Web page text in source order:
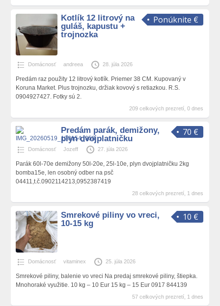
Ponúknite €
Kotlík 12 litrový na
guláš, kapustu +
trojnozka
Domácnosť andreea 28. júla 2026
Predám raz použity 12 litrový kotlík. Priemer 38 CM. Kupovaný v
Koruna Market. Plus trojnozku, držiak kovový s retiazkou. R.S.
0904927427. Fotky sú 2.
209 celkových prezretí, 0 dnes
70 €
Predám parák, demižony,
plyn dvojplatničku
Domácnosť Jozeff 27. júla 2026
Parák 60l-70e demižony 50l-20e, 25l-10e, plyn dvojplatničku 2kg
bomba15e, len osobný odber na psč
04411,t.č.0902114213,0952387419
28 celkových prezretí, 1 dnes
10 €
Smrekové piliny vo vreci,
10-15 kg
Domácnosť vitaminex 25. júla 2026
Smrekové piliny, balenie vo vreci Na predaj smrekové piliny, štiepka.
Mnohoraké využitie. 10 kg – 10 Eur 15 kg – 15 Eur 0917 844139
57 celkových prezretí, 1 dnes